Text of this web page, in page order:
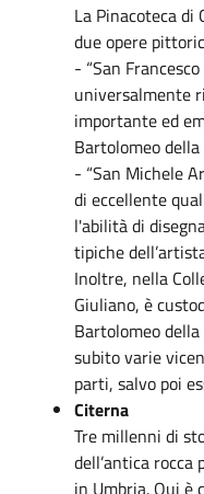
La Pinacoteca
due opere
- “San
universalmente
importante ed
Bartolomeo
- “San Michele
di eccellente
l'abilità di
tipiche
Inoltre, nella
Giuliano, è
Bartolomeo
subito varie
parti, salvo poi
Citerna
Tre millenni di
dell’antica
in Umbria. Qui è